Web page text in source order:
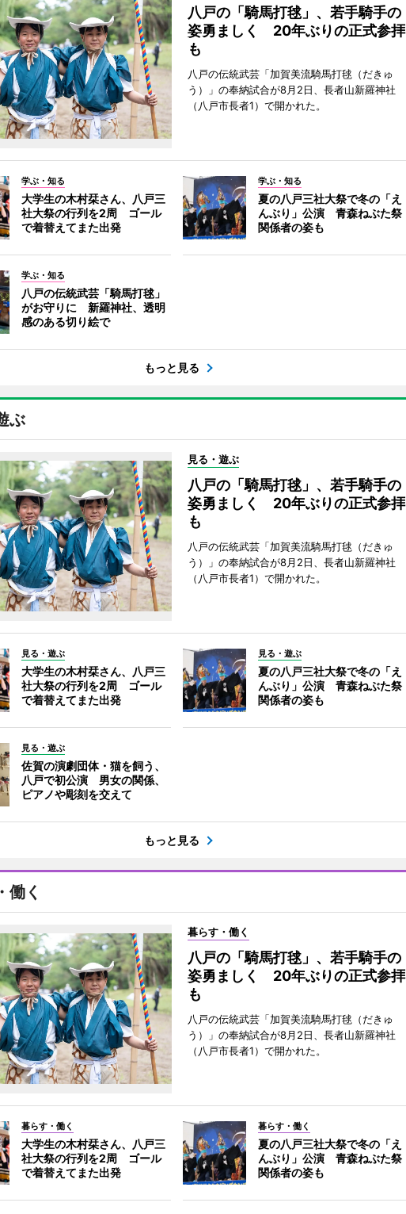
八戸の「騎馬打毬」、若手騎手の
姿勇ましく 20年ぶりの正式参拝
も
八戸の伝統武芸「加賀美流騎馬打毬（だきゅ
う）」の奉納試合が8月2日、長者山新羅神社
（八戸市長者1）で開かれた。
学ぶ・知る
大学生の木村栞さん、八戸三
社大祭の行列を2周 ゴール
で着替えてまた出発
学ぶ・知る
夏の八戸三社大祭で冬の「え
んぶり」公演 青森ねぶた祭
関係者の姿も
学ぶ・知る
八戸の伝統武芸「騎馬打毬」
がお守りに 新羅神社、透明
感のある切り絵で
もっと見る
ぶ
見る・遊ぶ
八戸の「騎馬打毬」、若手騎手の
姿勇ましく 20年ぶりの正式参拝
も
八戸の伝統武芸「加賀美流騎馬打毬（だきゅ
う）」の奉納試合が8月2日、長者山新羅神社
（八戸市長者1）で開かれた。
見る・遊ぶ
大学生の木村栞さん、八戸三
社大祭の行列を2周 ゴール
で着替えてまた出発
見る・遊ぶ
夏の八戸三社大祭で冬の「え
んぶり」公演 青森ねぶた祭
関係者の姿も
見る・遊ぶ
佐賀の演劇団体・猫を飼う、
八戸で初公演 男女の関係、
ピアノや彫刻を交えて
もっと見る
働く
暮らす・働く
八戸の「騎馬打毬」、若手騎手の
姿勇ましく 20年ぶりの正式参拝
も
八戸の伝統武芸「加賀美流騎馬打毬（だきゅ
う）」の奉納試合が8月2日、長者山新羅神社
（八戸市長者1）で開かれた。
暮らす・働く
大学生の木村栞さん、八戸三
社大祭の行列を2周 ゴール
で着替えてまた出発
暮らす・働く
夏の八戸三社大祭で冬の「え
んぶり」公演 青森ねぶた祭
関係者の姿も